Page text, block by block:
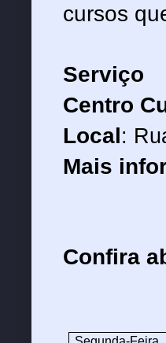
cursos
Serviço
Centro
Local:
Mais
Confira